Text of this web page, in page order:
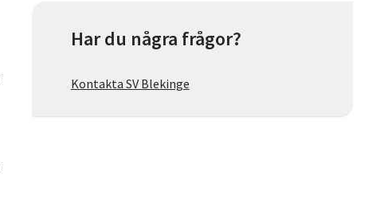
Har du några frågor?
Kontakta SV Blekinge